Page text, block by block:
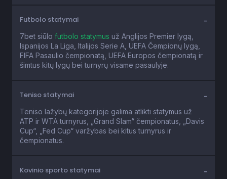
Futbolo statymai
7bet siūlo futbolo statymus už Anglijos Premier lygą,
Ispanijos La Liga, Italijos Serie A, UEFA Čempionų lygą,
FIFA Pasaulio čempionatą, UEFA Europos čempionatą ir
šimtus kitų lygų bei turnyrų visame pasaulyje.
Teniso statymai
Teniso lažybų kategorijoje galima atlikti statymus už
ATP ir WTA turnyrus, „Grand Slam“ čempionatus, „Davis
Cup“, „Fed Cup“ varžybas bei kitus turnyrus ir
čempionatus.
Kovinio sporto statymai